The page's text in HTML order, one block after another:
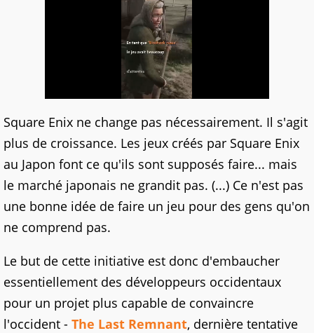
Square Enix ne change pas nécessairement. Il s'agit
plus de croissance. Les jeux créés par Square Enix
au Japon font ce qu'ils sont supposés faire... mais
le marché japonais ne grandit pas. (...) Ce n'est pas
une bonne idée de faire un jeu pour des gens qu'on
ne comprend pas.
Le but de cette initiative est donc d'embaucher
essentiellement des développeurs occidentaux
pour un projet plus capable de convaincre
l'occident - The Last Remnant, dernière tentative